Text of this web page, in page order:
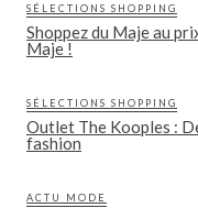
SÉLECTIONS SHOPPING
Shoppez du Maje au
Maje !
SÉLECTIONS SHOPPING
Outlet The Kooples :
fashion
ACTU MODE